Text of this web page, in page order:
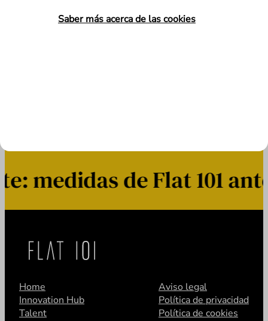
Saber más acerca de las cookies
convertido en el punto de mira de lxs
medidas de Flat 101
Home
Innovation Hub
Talent
Aviso legal
Política de privacidad
Política de cookies